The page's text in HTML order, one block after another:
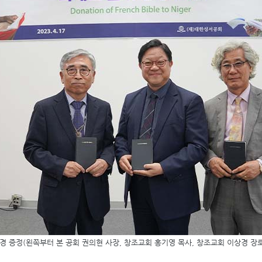
증정(왼쪽부터 본 공회 권의현 사장 창조교회 홍기영 목사 창조교회 이상경 장